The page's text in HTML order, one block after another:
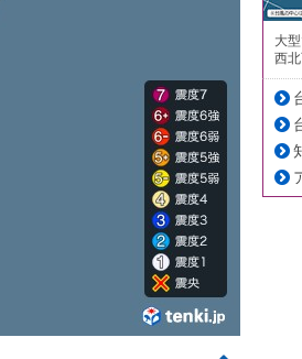
大
西